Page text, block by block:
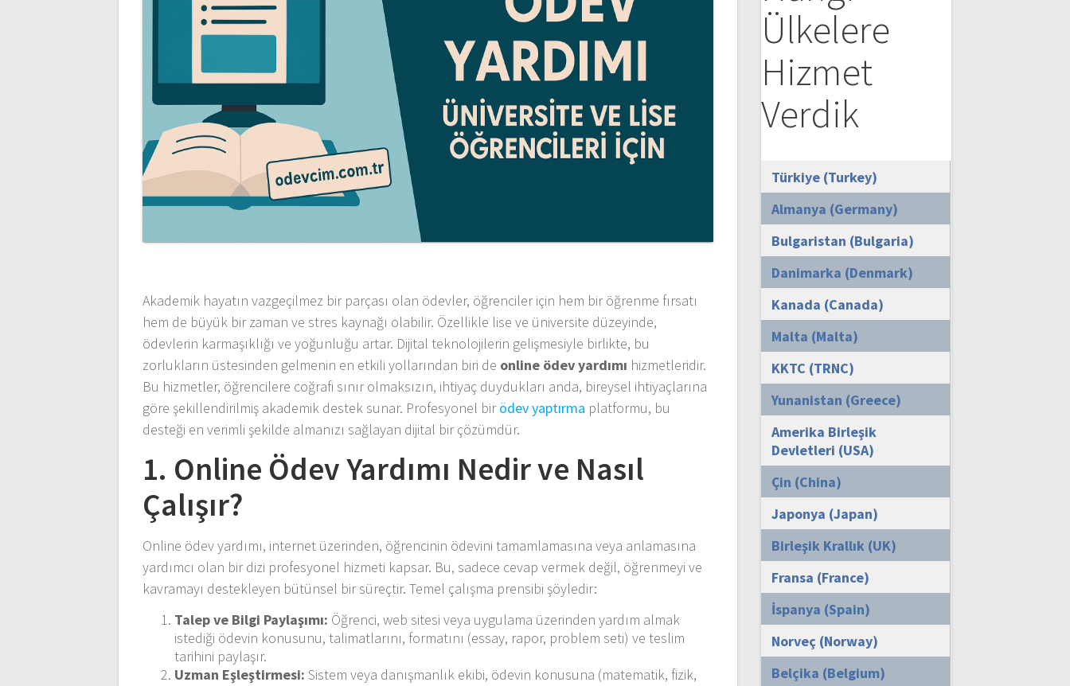
Akademik hayatın vazgeçilmez bir parçası olan ödevler, öğrenciler için hem bir öğrenme fırsatı
hem de büyük bir zaman ve stres kaynağı olabilir. Özellikle lise ve üniversite düzeyinde,
ödevlerin karmaşıklığı ve yoğunluğu artar. Dijital teknolojilerin gelişmesiyle birlikte, bu
zorlukların üstesinden gelmenin en etkili yollarından biri de online ödev yardımı hizmetleridir.
Bu hizmetler, öğrencilere coğrafi sınır olmaksızın, ihtiyaç duydukları anda, bireysel ihtiyaçlarına
göre şekillendirilmiş akademik destek sunar. Profesyonel birödev yaptırma platformu, bu
desteği en verimli şekilde almanızı sağlayan dijital bir çözümdür.
1. Online Ödev Yardımı Nedir ve Nasıl
Çalışır?
Online ödev yardımı, internet üzerinden, öğrencinin ödevini tamamlamasına veya anlamasına
yardımcı olan bir dizi profesyonel hizmeti kapsar. Bu, sadece cevap vermek değil, öğrenmeyi ve
kavramayı destekleyen bütünsel bir süreçtir. Temel çalışma prensibi şöyledir:
Talep ve Bilgi Paylaşımı: Öğrenci, web sitesi veya uygulama üzerinden yardım almak
istediği ödevin konusunu, talimatlarını, formatını (essay, rapor, problem seti) ve teslim
tarihini paylaşır.
Uzman Eşleştirmesi: Sistem veya danışmanlık ekibi, ödevin konusuna (matematik, fizik,
Ülkelere
Hizmet
Verdik
Türkiye (Turkey)
Almanya (Germany)
Bulgaristan (Bulgaria)
Danimarka (Denmark)
Kanada (Canada)
Malta (Malta)
KKTC (TRNC)
Yunanistan (Greece)
Amerika Birleşik
Devletleri (USA)
Çin (China)
Japonya (Japan)
Birleşik Krallık (UK)
Fransa (France)
İspanya (Spain)
Norveç (Norway)
Belçika (Belgium)